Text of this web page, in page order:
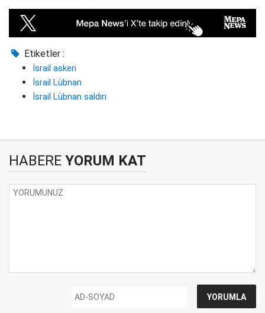
Etiketler :
İsrail askeri
İsrail Lübnan
İsrail Lübnan saldırı
HABERE YORUM KAT